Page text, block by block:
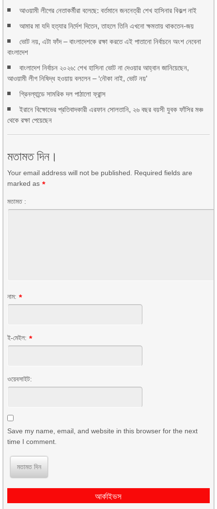
আওয়ামী লীগের নেতাকর্মীরা বলেছে: বর্তমানে জননেত্রী শেখ হাসিনার বিকল্প নাই
আমার মা যদি হত্যার নির্দেশ দিতেন, তাহলে তিনি এখনো ক্ষমতায় থাকতেন-জয়
ভোট নয়, এটা ফাঁদ – বাংলাদেশকে রক্ষা করতে এই পাতানো নির্বাচনে অংশ নেবেনা
বাংলাদেশ
বাংলাদেশ নির্বাচন ২০২৬: শেখ হাসিনা ভোট না দেওয়ার আহ্বান জানিয়েছেন,
আওয়ামী লীগ নিষিদ্ধ হওয়ায় বললেন – ‘নৌকা নাই, ভোট নয়’
গ্রিনল্যান্ডে সামরিক দল পাঠালো ফ্রান্স
ইরানে বিক্ষোভের প্রতিবাদকারী এরফান সোলতানি, ২৬ বছর বয়সী যুবক ফাঁসির মঞ্চ
থেকে রক্ষা পেয়েছেন
মতামত দিন।
Your email address will not be published. Required fields are
marked as *
মতামত :
নাম: *
ই-মেইল: *
ওয়েবসাইট:
Save my name, email, and website in this browser for the next
time I comment.
আর্কাইভস